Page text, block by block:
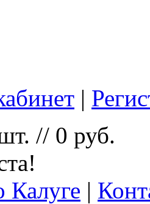
|
// 0 руб.
Калуге |